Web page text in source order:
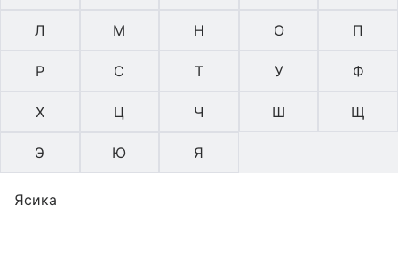
Л М Н О П
Р С Т У Ф
Х Ц Ч Ш Щ
Э Ю Я
Ясика